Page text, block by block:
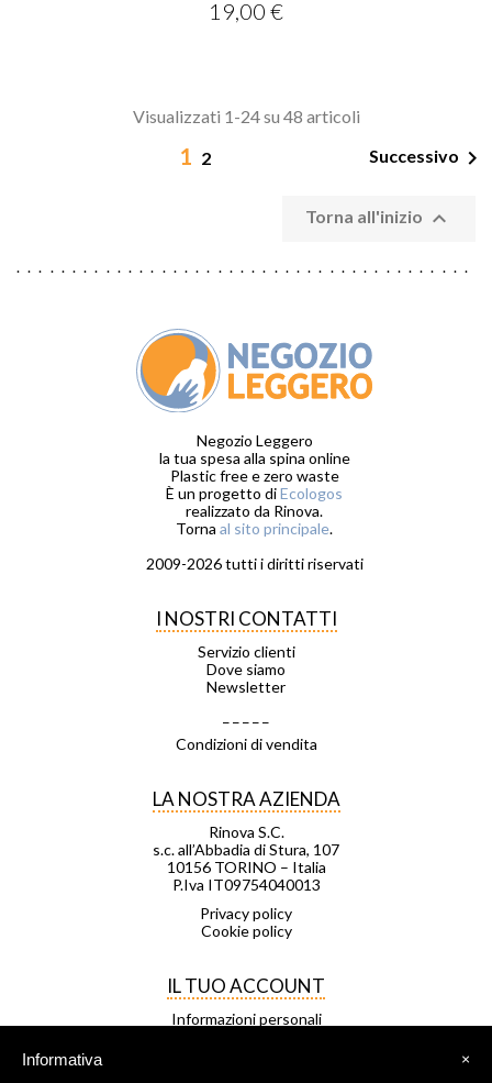
Prezzo
19,00 €
Visualizzati 1-24 su 48 articoli
1 2 Successivo 
Torna all'inizio 
Negozio Leggero
la tua spesa alla spina online
Plastic free e zero waste
È un progetto diEcologos
realizzato da Rinova.
Torna al sito principale.
2009-2026 tutti i diritti riservati
I NOSTRI CONTATTI
Servizio clienti
Dove siamo
Newsletter
Condizioni di vendita
LA NOSTRA AZIENDA
Rinova S.C.
s.c. all’Abbadia di Stura, 107
10156 TORINO – Italia
P.Iva IT09754040013
Privacy policy
Cookie policy
IL TUO ACCOUNT
Informazioni personali
×
Informativa